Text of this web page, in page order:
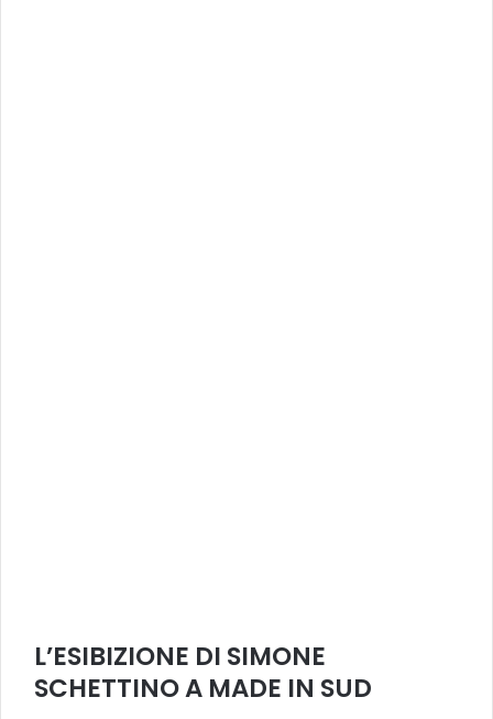
L’ESIBIZIONE DI SIMONE
SCHETTINO A MADE IN SUD